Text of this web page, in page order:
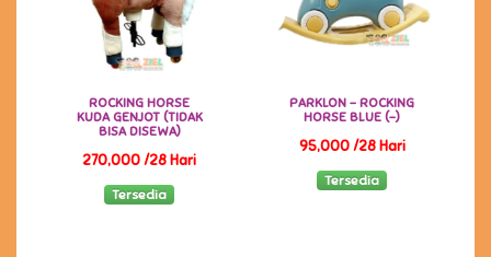
ROCKING HORSE
KUDA GENJOT (TIDAK
BISA DISEWA)
270,000 /28 Hari
Tersedia
PARKLON - ROCKING
HORSE BLUE (-)
95,000 /28 Hari
Tersedia